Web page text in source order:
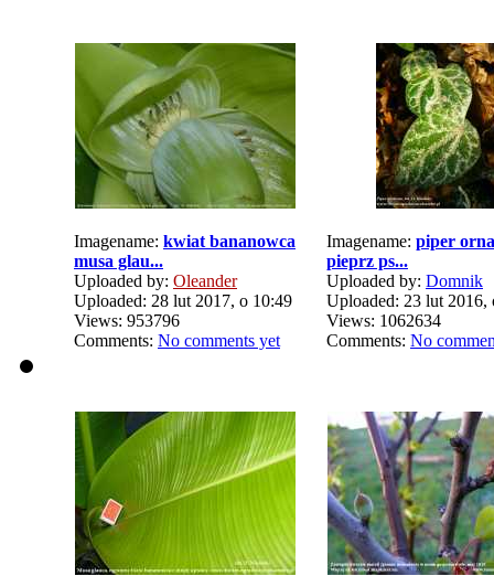
Imagename: kwiat bananowca
musa glau...
Uploaded by: Oleander
Uploaded: 28 lut 2017, o 10:49
Views: 953796
Comments: No comments yet
Imagename: piper
pieprz ps...
Uploaded by: Domnik
Uploaded: 23 lut 2016,
Views: 1062634
Comments: No